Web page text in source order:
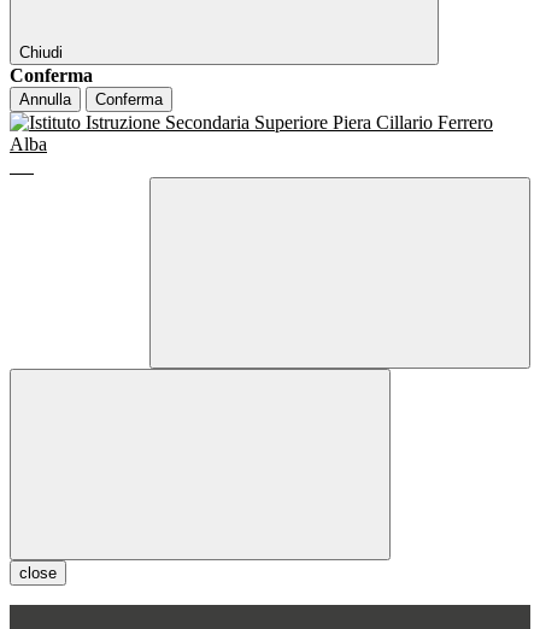
Chiudi
Conferma
Annulla Conferma
close